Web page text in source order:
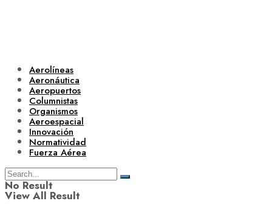
Aerolíneas
Aeronáutica
Aeropuertos
Columnistas
Organismos
Aeroespacial
Innovación
Normatividad
Fuerza Aérea
No Result
View All Result